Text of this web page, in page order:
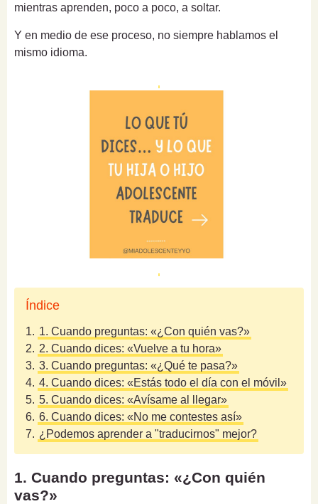
mientras aprenden, poco a poco, a soltar.
Y en medio de ese proceso, no siempre hablamos el
mismo idioma.
Índice
1. 1. Cuando preguntas: «¿Con quién vas?»
2. 2. Cuando dices: «Vuelve a tu hora»
3. 3. Cuando preguntas: «¿Qué te pasa?»
4. 4. Cuando dices: «Estás todo el día con el móvil»
5. 5. Cuando dices: «Avísame al llegar»
6. 6. Cuando dices: «No me contestes así»
7. ¿Podemos aprender a "traducirnos" mejor?
1. Cuando preguntas: «¿Con quién
vas?»